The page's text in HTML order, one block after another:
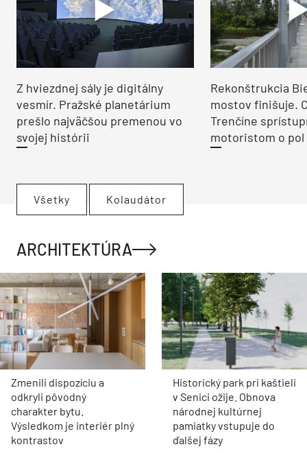
Z hviezdnej sály je digitálny
vesmír. Pražské planetárium
prešlo najväčšou premenou vo
svojej histórii
Rekonštrukcia
mostov finišuje.
Trenčíne
motoristom o pol
Všetky Kolaudátor
ARCHITEKTÚRA
Zmenili dispozíciu a
odkryli pôvodný
charakter bytu.
Výsledkom je interiér plný
kontrastov
Historický park pri kaštieli
v Senici ožije. Obnova
národnej kultúrnej
pamiatky vstupuje do
ďalšej fázy